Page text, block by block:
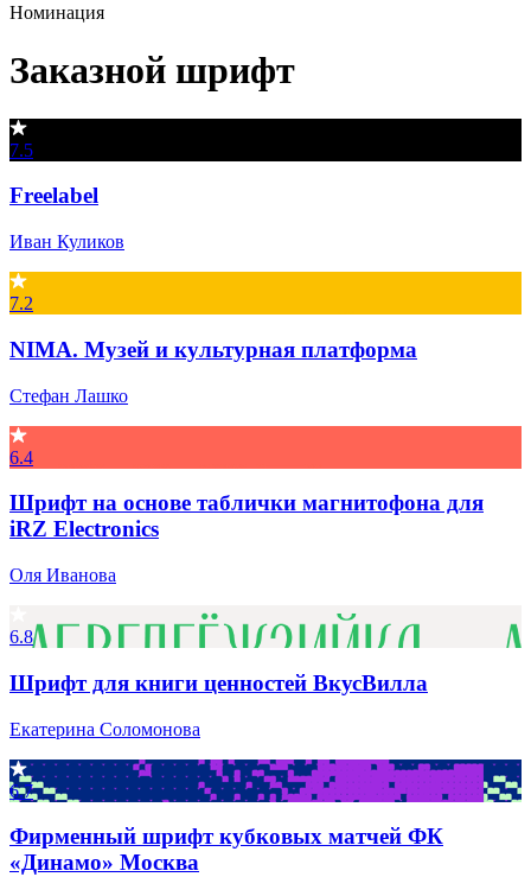
Номинация
Заказной шрифт
7.5
Freelabel
Иван Куликов
7.2
NIMA. Музей и культурная платформа
Стефан Лашко
6.4
Шрифт на основе таблички магнитофона для
iRZ Electronics
Оля Иванова
6.8
Шрифт для книги ценностей ВкусВилла
Екатерина Соломонова
6.7
Фирменный шрифт кубковых матчей ФК
«Динамо» Москва